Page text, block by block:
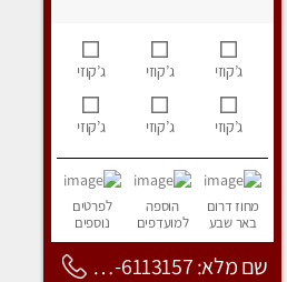
ג’קוזי ג’קוזי ג’קוזי
ג’קוזי ג’קוזי ג’קוזי
מחוז דרום
באר שבע
הוספה
למועדפים
לפרטים
נוספים
שם מלא: 053-6113157